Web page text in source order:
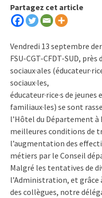
Partagez cet article
Vendredi 13 septembre
FSU-CGT-CFDT-SUD, près
sociaux·ales
sociaux·les,
éducateur·rice·s de jeunes
familiaux·les) se sont
l’Hôtel du Département à
meilleures conditions de
l’augmentation des
métiers par le Conseil
Malgré les tentatives de
l’Administration, et
des collègues, notre